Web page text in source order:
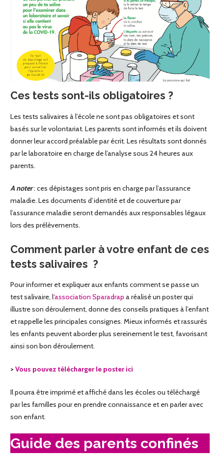
Ces tests sont-ils obligatoires ?
Les tests salivaires à l’école ne sont pas obligatoires et sont
basés sur le volontariat. Les parents sont informés et ils doivent
donner leur accord préalable par écrit. Les résultats sont donnés
par le laboratoire en charge de l’analyse sous 24 heures aux
parents.
A noter: ces dépistages sont pris en charge par l’assurance
maladie. Les documents d’identité et de couverture par
l’assurance maladie seront demandés aux responsables légaux
lors des prélèvements.
Comment parler à votre enfant de ces
tests salivaires ?
Pour informer et expliquer aux enfants comment se passe un
test salivaire, l‘association Sparadrap a réalisé un poster qui
illustre son déroulement, donne des conseils pratiques à l’enfant
et rappelle les principales consignes. Mieux informés et rassurés
les enfants peuvent aborder plus sereinement le test, favorisant
ainsi son bon déroulement.
> Vous pouvez télécharger le poster ici
Il pourra être imprimé et affiché dans les écoles ou téléchargé
par les familles pour en prendre connaissance et en parler avec
son enfant.
Guide des parents confinés